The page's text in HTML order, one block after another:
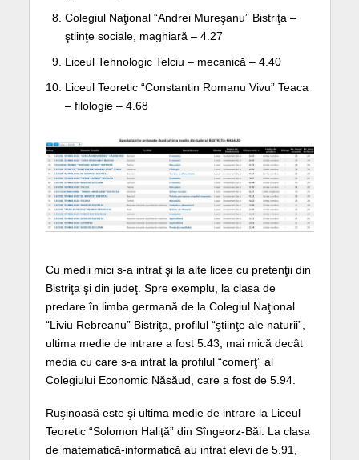
Colegiul Naţional “Andrei Mureşanu” Bistriţa –
ştiinţe sociale, maghiară – 4.27
Liceul Tehnologic Telciu – mecanică – 4.40
Liceul Teoretic “Constantin Romanu Vivu” Teaca
– filologie – 4.68
Cu medii mici s-a intrat şi la alte licee cu pretenţii din
Bistriţa şi din judeţ. Spre exemplu, la clasa de
predare în limba germană de la Colegiul Naţional
“Liviu Rebreanu” Bistriţa, profilul “ştiinţe ale naturii”,
ultima medie de intrare a fost 5.43, mai mică decât
media cu care s-a intrat la profilul “comerţ” al
Colegiului Economic Năsăud, care a fost de 5.94.
Ruşinoasă este şi ultima medie de intrare la Liceul
Teoretic “Solomon Haliţă” din Sîngeorz-Băi. La clasa
de matematică-informatică au intrat elevi de 5.91,